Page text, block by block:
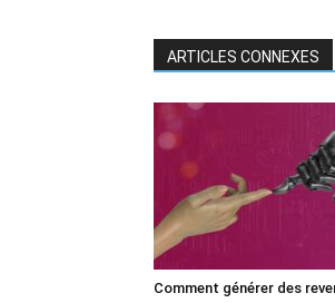
ARTICLES CONNEXES
Comment générer des